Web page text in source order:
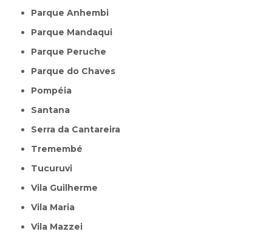
Parque Anhembi
Parque Mandaqui
Parque Peruche
Parque do Chaves
Pompéia
Santana
Serra da Cantareira
Tremembé
Tucuruvi
Vila Guilherme
Vila Maria
Vila Mazzei